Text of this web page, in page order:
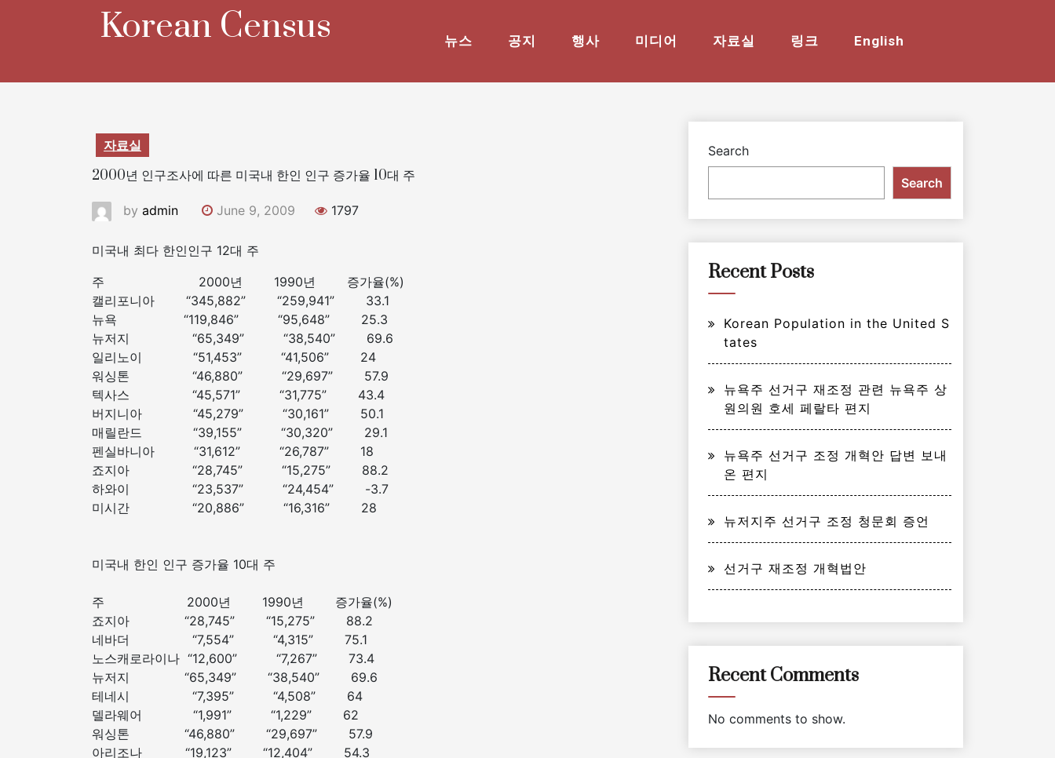
Korean Census 뉴스 공지 행사 미디어 자료실 링크 English
자료실
2000년 인구조사에 따른 미국내 한인 인구 증가율 10대 주
by admin June 9, 2009 1797
미국내 최다 한인인구 12대 주
주 2000년 1990년 증가율(%)
캘리포니아 “345,882” “259,941” 33.1
뉴욕 “119,846” “95,648” 25.3
뉴저지 “65,349” “38,540” 69.6
일리노이 “51,453” “41,506” 24
워싱톤 “46,880” “29,697” 57.9
텍사스 “45,571” “31,775” 43.4
버지니아 “45,279” “30,161” 50.1
매릴란드 “39,155” “30,320” 29.1
펜실바니아 “31,612” “26,787” 18
죠지아 “28,745” “15,275” 88.2
하와이 “23,537” “24,454” -3.7
미시간 “20,886” “16,316” 28
미국내 한인 인구 증가율 10대 주
주 2000년 1990년 증가율(%)
죠지아 “28,745” “15,275” 88.2
네바더 “7,554” “4,315” 75.1
노스캐로라이나 “12,600” “7,267” 73.4
뉴저지 “65,349” “38,540” 69.6
테네시 “7,395” “4,508” 64
델라웨어 “1,991” “1,229” 62
워싱톤 “46,880” “29,697” 57.9
아리조나 “19,123” “12,404” 54.3
Search
Search
Recent Posts
Korean Population in the United S
tates
뉴욕주 선거구 재조정 관련 뉴욕주 상
원의원 호세 페랄타 편지
뉴욕주 선거구 조정 개혁안 답변 보내
온 편지
뉴저지주 선거구 조정 청문회 증언
선거구 재조정 개혁법안
Recent Comments
No comments to show.